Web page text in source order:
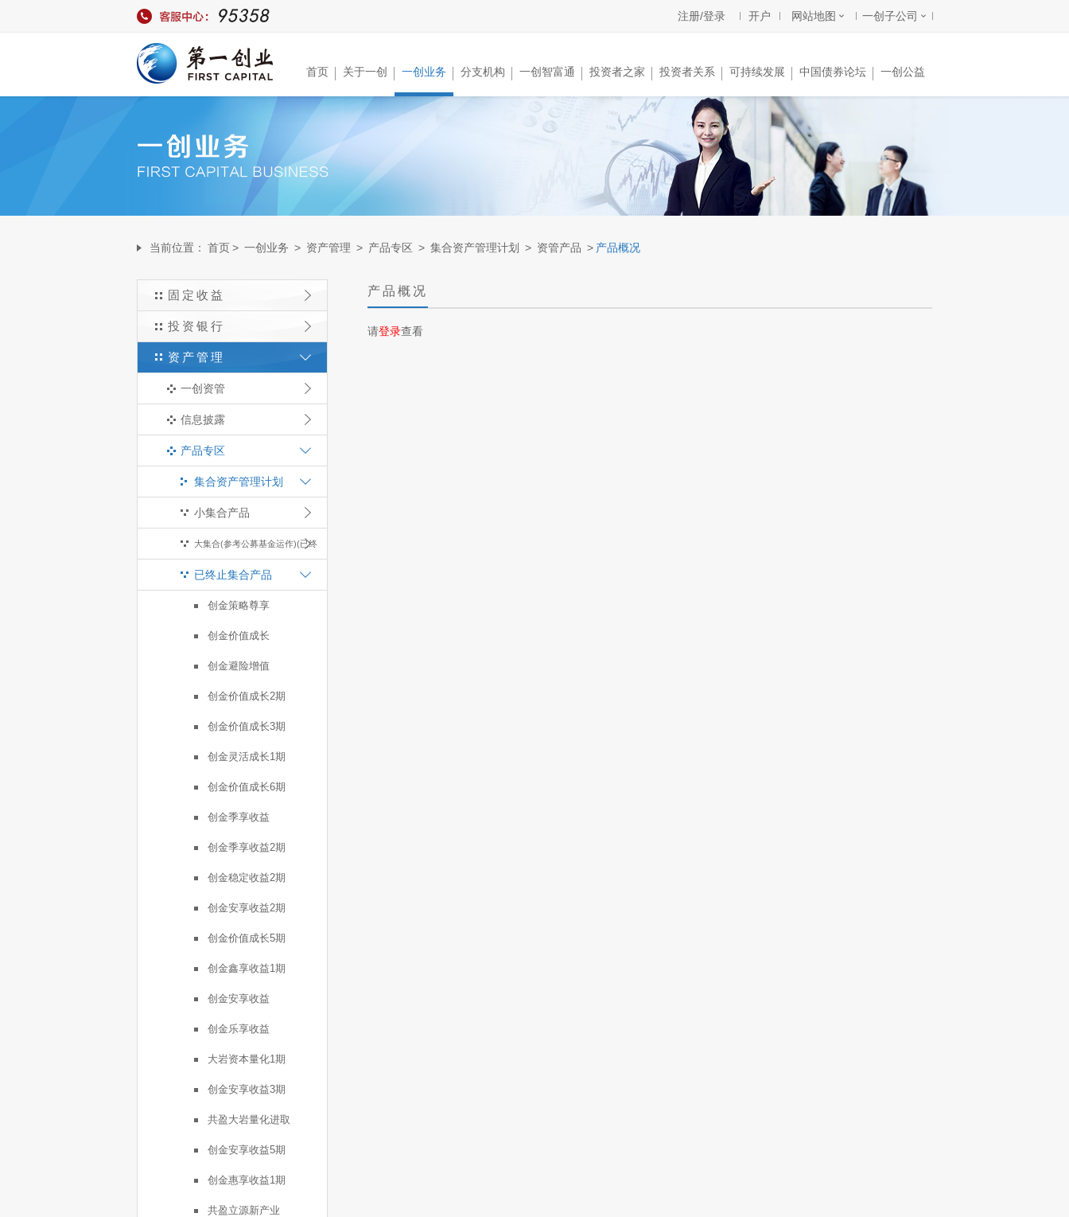
注册/登录 开户 网站地图 一创子公司
首页 关于一创 一创业务 分支机构 一创智富通 投资者之家 投资者关系 可持续发展 中国债券论坛 一创公益
当前位置： 首页> 一创业务 > 资产管理 > 产品专区 > 集合资产管理计划 > 资管产品 > 产品概况
固定收益
投资银行
资产管理
一创资管
信息披露
产品专区
集合资产管理计划
小集合产品
大集合(参考公募基金运作)(已终
止)
已终止集合产品
创金策略尊享
创金价值成长
创金避险增值
创金价值成长2期
创金价值成长3期
创金灵活成长1期
创金价值成长6期
创金季享收益
创金季享收益2期
创金稳定收益2期
创金安享收益2期
创金价值成长5期
创金鑫享收益1期
创金安享收益
创金乐享收益
大岩资本量化1期
创金安享收益3期
共盈大岩量化进取
创金安享收益5期
创金惠享收益1期
共盈立源新产业
产品概况
请登录查看